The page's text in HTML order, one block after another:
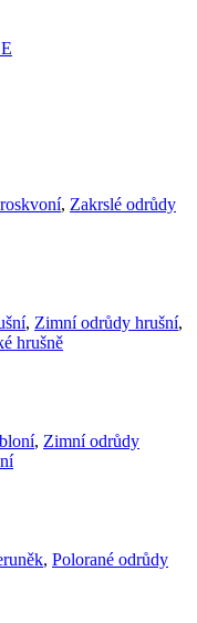
, Zakrslé odrůdy
, Zimní odrůdy hrušní,
hrušně
, Zimní odrůdy
, Polorané odrůdy